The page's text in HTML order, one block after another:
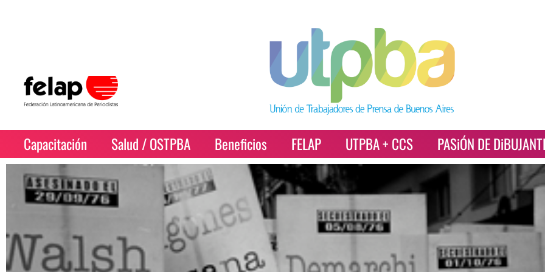
Capacitación Salud / OSTPBA Beneficios FELAP UTPBA + CCS PASiÓN DE